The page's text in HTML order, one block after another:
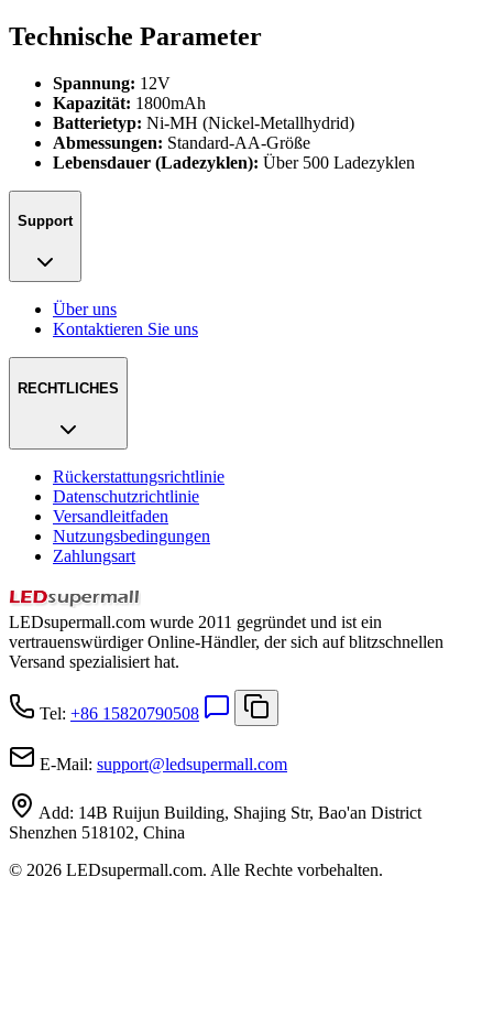
Technische Parameter
Spannung: 12V
Kapazität: 1800mAh
Batterietyp: Ni-MH (Nickel-Metallhydrid)
Abmessungen: Standard-AA-Größe
Lebensdauer (Ladezyklen): Über 500 Ladezyklen
Support
Über uns
Kontaktieren Sie uns
RECHTLICHES
Rückerstattungsrichtlinie
Datenschutzrichtlinie
Versandleitfaden
Nutzungsbedingungen
Zahlungsart
LEDsupermall.com wurde 2011 gegründet und ist ein
vertrauenswürdiger Online-Händler, der sich auf blitzschnellen
Versand spezialisiert hat.
Tel: +86 15820790508
E-Mail: support@ledsupermall.com
Add: 14B Ruijun Building, Shajing Str, Bao'an District
Shenzhen 518102, China
© 2026 LEDsupermall.com. Alle Rechte vorbehalten.